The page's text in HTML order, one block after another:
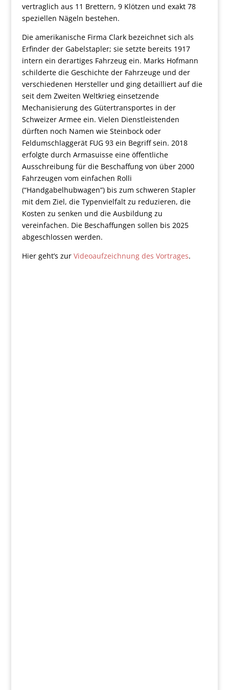
vertraglich aus 11 Brettern, 9 Klötzen und exakt 78
speziellen Nägeln bestehen.
Die amerikanische Firma Clark bezeichnet sich als
Erfinder der Gabelstapler; sie setzte bereits 1917
intern ein derartiges Fahrzeug ein. Marks Hofmann
schilderte die Geschichte der Fahrzeuge und der
verschiedenen Hersteller und ging detailliert auf die
seit dem Zweiten Weltkrieg einsetzende
Mechanisierung des Gütertransportes in der
Schweizer Armee ein. Vielen Dienstleistenden
dürften noch Namen wie Steinbock oder
Feldumschlaggerät FUG 93 ein Begriff sein. 2018
erfolgte durch Armasuisse eine öffentliche
Ausschreibung für die Beschaffung von über 2000
Fahrzeugen vom einfachen Rolli
(“Handgabelhubwagen”) bis zum schweren Stapler
mit dem Ziel, die Typenvielfalt zu reduzieren, die
Kosten zu senken und die Ausbildung zu
vereinfachen. Die Beschaffungen sollen bis 2025
abgeschlossen werden.
Hier geht’s zur Videoaufzeichnung des Vortrages.